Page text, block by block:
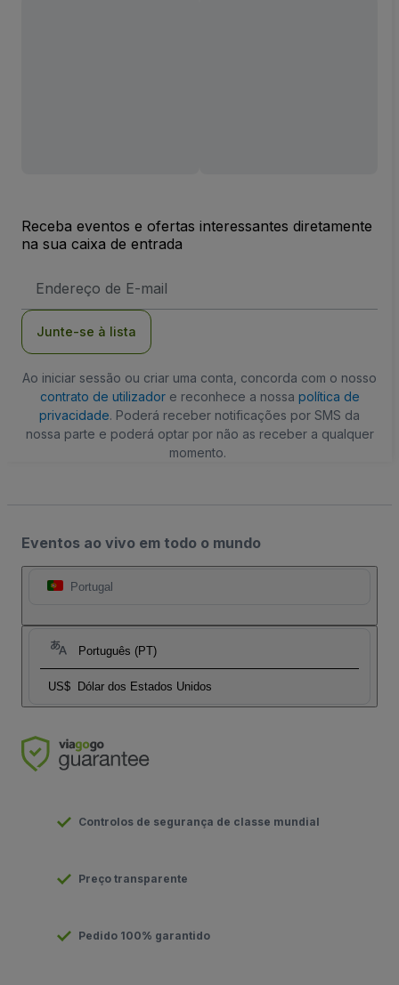
Receba eventos e ofertas interessantes diretamente
na sua caixa de entrada
de
Junte-se à lista
Ao iniciar sessão ou criar uma conta, concorda com o nosso
contrato de utilizadore reconhece a nossa política de
privacidade. Poderá receber notificações por SMS da
nossa parte e poderá optar por não as receber a qualquer
momento.
Eventos ao vivo em todo o mundo
Portugal
Português (PT)
US$ Dólar dos Estados Unidos
Controlos de segurança de classe mundial
Preço transparente
Pedido 100% garantido